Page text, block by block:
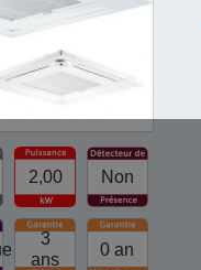
3
ans
0 an
2,00 Non